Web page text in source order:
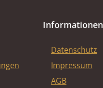
Informationen
Datenschutz
Impressum
AGB